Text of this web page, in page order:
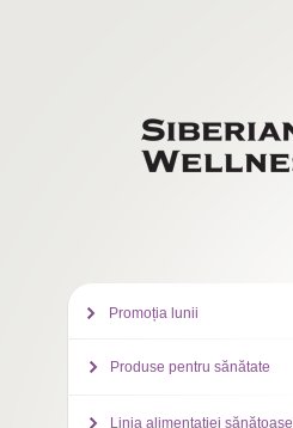
Promoția lunii
Produse pentru sănătate
Linia alimentației sănătoase